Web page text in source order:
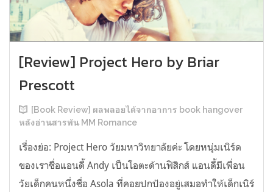
[Review] Project Hero by Briar
Prescott
[Book Review] ผลพลอยได้จากอาการ book hangover
หลังอ่านสารพัน MM Romance
เรื่องย่อ: Project Hero วัยมหาวิทยาลัยค่ะ โดยหนุ่มเนิร์ด
ของเราชื่อแอนดี้ Andy เป็นโอตะด้านฟิสิกส์ แอนดี้มีเพื่อน
วัยเด็กคนหนึ่งชื่อ Asola ที่คอยปกป้องอยู่เสมอทำให้เด็กเนิร์